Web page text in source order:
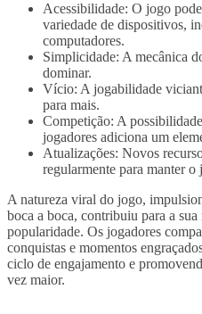
Acessibilidade: O jogo
variedade de dispositivos,
computadores.
Simplicidade: A mecânica
dominar.
Vício: A jogabilidade
para mais.
Competição: A
jogadores adiciona um
Atualizações: Novos
regularmente para manter o
A natureza viral do jogo,
boca a boca, contribuiu para a
popularidade. Os jogadores
conquistas e momentos
ciclo de engajamento e
vez maior.